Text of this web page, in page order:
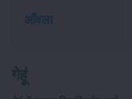
आँवला
गेहूं